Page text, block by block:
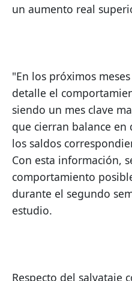
un aumento real
"En los próximos
detalle el
siendo un mes clave
que cierran balance
los saldos
Con esta información,
comportamiento
durante el segundo
estudio.
Respecto del salvataje